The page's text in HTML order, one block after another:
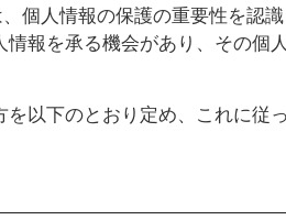
個人情報の保護の重要性を認識
報を承る機会があり、その個
以下のとおり定め、これに従